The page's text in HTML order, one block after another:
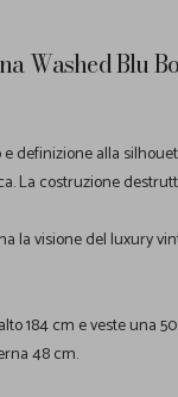
Washed Blu
definizione alla
La costruzione
la visione del luxury
184 cm e veste una
48 cm.